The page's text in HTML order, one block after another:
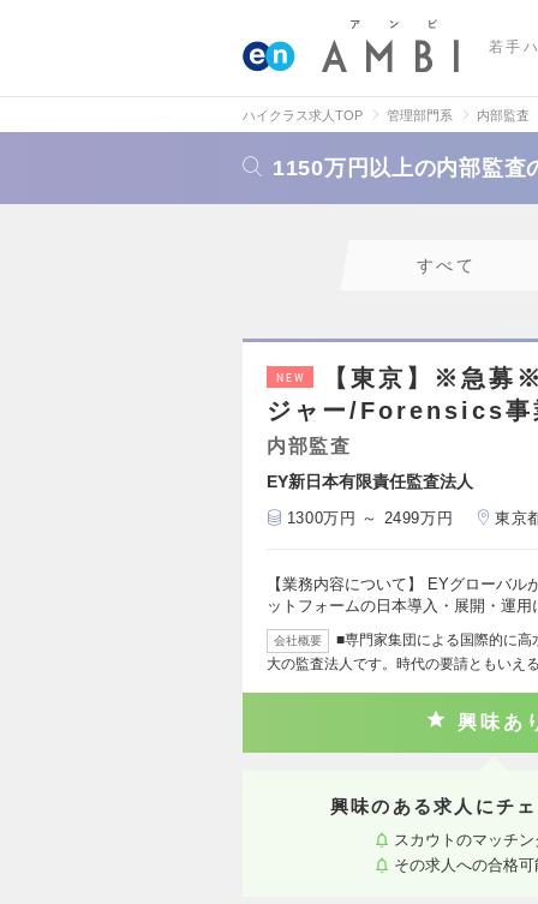
若手
ハイクラス求人TOP 管理部門系 内部監査
1150万円以上の内部監査
すべて
NEW
【東京】※急募
ジャー/Forensics事
内部監査
EY新日本有限責任監査法人
1300万円 ～ 2499万円 東京
【業務内容について】 EYグローバ
ットフォームの日本導入・展開・運用
会社概要
■専門家集団による国際的に
大の監査法人です。時代の要請ともいえ
興味あ
興味のある求人にチ
スカウトのマッチ
その求人への合格